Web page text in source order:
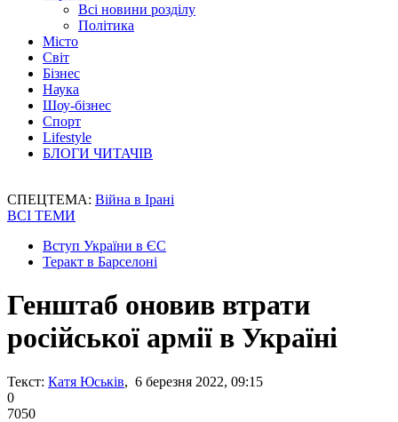
Всі новини розділу
Політика
Місто
Світ
Бізнес
Наука
Шоу-бізнес
Спорт
Lifestyle
БЛОГИ ЧИТАЧІВ
СПЕЦТЕМА: Війна в Ірані
ВСІ ТЕМИ
Вступ України в ЄС
Теракт в Барселоні
Генштаб оновив втрати
російської армії в Україні
Текст: Катя Юськів, 6 березня 2022, 09:15
0
7050